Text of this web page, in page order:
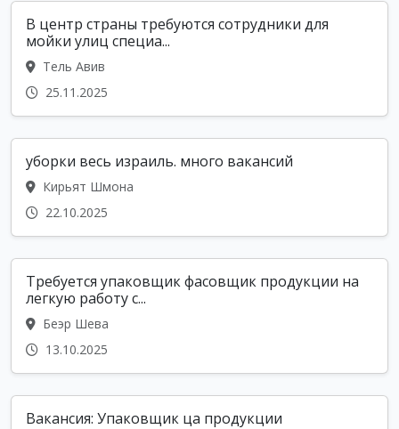
В центр страны требуются сотрудники для
мойки улиц специа...
Тель Авив
25.11.2025
уборки весь израиль. много вакансий
Кирьят Шмона
22.10.2025
Требуется упаковщик фасовщик продукции на
легкую работу с...
Беэр Шева
13.10.2025
Вакансия: Упаковщик ца продукции